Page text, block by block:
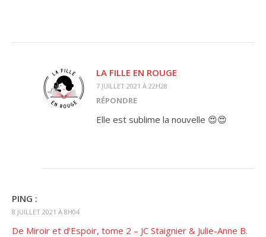
LA FILLE EN ROUGE
7 JUILLET 2021 À 22H28
RÉPONDRE
Elle est sublime la nouvelle 😍😍
PING :
8 JUILLET 2021 À 8H04
De Miroir et d’Espoir, tome 2 – JC Staignier & Julie-Anne B.